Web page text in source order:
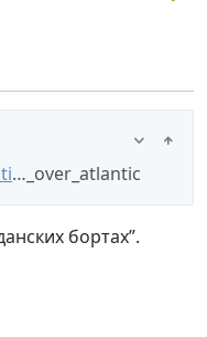
…_over_atlantic
бортах”.